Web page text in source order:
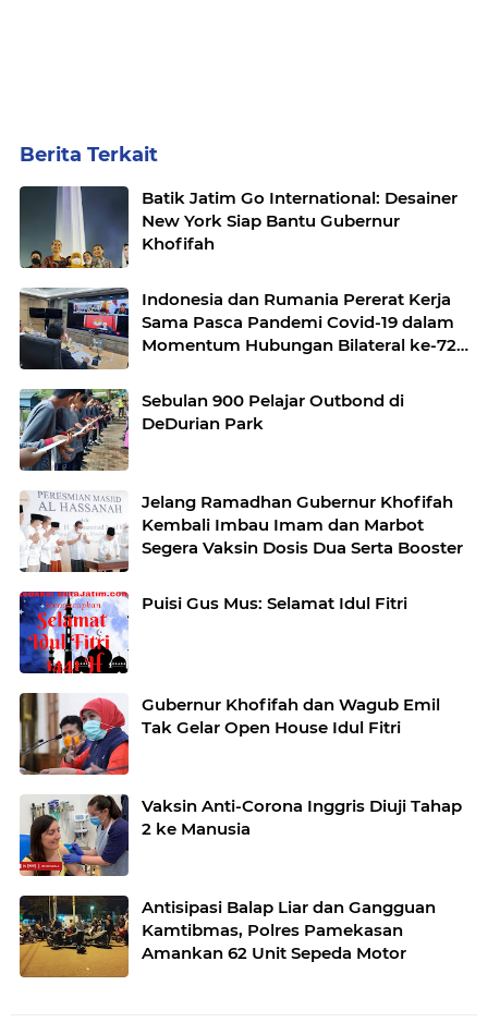
Berita Terkait
Batik Jatim Go International: Desainer
New York Siap Bantu Gubernur
Khofifah
Indonesia dan Rumania Pererat Kerja
Sama Pasca Pandemi Covid-19 dalam
Momentum Hubungan Bilateral ke-72
Sebulan 900 Pelajar Outbond di
DeDurian Park
Jelang Ramadhan Gubernur Khofifah
Kembali Imbau Imam dan Marbot
Segera Vaksin Dosis Dua Serta Booster
Puisi Gus Mus: Selamat Idul Fitri
Gubernur Khofifah dan Wagub Emil
Tak Gelar Open House Idul Fitri
Vaksin Anti-Corona Inggris Diuji Tahap
2 ke Manusia
Antisipasi Balap Liar dan Gangguan
Kamtibmas, Polres Pamekasan
Amankan 62 Unit Sepeda Motor